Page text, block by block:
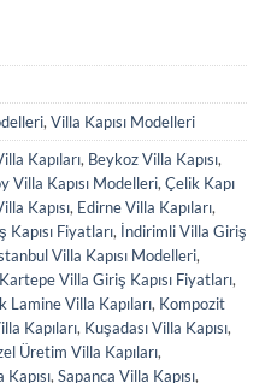
, Villa Kapısı Modelleri
Kapıları, Beykoz Villa Kapısı,
Villa Kapısı Modelleri, Çelik Kapı
Kapısı, Edirne Villa Kapıları,
Fiyatları, İndirimli Villa Giriş
Villa Kapısı Modelleri,
Kartepe Villa Giriş Kapısı Fiyatları,
Lamine Villa Kapıları, Kompozit
Kapıları, Kuşadası Villa Kapısı,
Üretim Villa Kapıları,
, Sapanca Villa Kapısı,